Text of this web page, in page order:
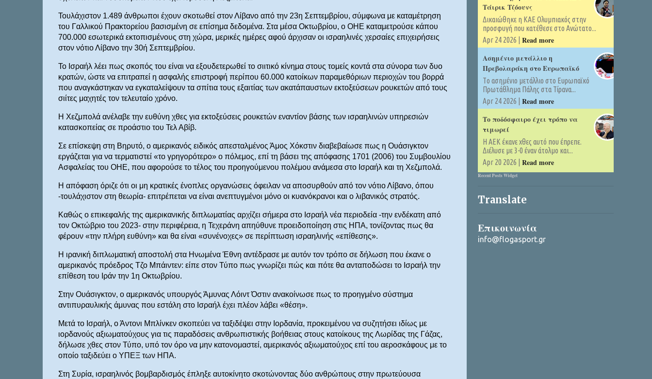
Τουλάχιστον 1.489 άνθρωποι έχουν σκοτωθεί στον Λίβανο από την 23η Σεπτεμβρίου, σύμφωνα με καταμέτρηση
του Γαλλικού Πρακτορείου βασισμένη σε επίσημα δεδομένα. Στα μέσα Οκτωβρίου, ο ΟΗΕ καταμετρούσε κάπου
700.000 εσωτερικά εκτοπισμένους στη χώρα, μερικές ημέρες αφού άρχισαν οι ισραηλινές χερσαίες επιχειρήσεις
στον νότιο Λίβανο την 30ή Σεπτεμβρίου.
Το Ισραήλ λέει πως σκοπός του είναι να εξουδετερωθεί το σιιτικό κίνημα στους τομείς κοντά στα σύνορα των δυο
κρατών, ώστε να επιτραπεί η ασφαλής επιστροφή περίπου 60.000 κατοίκων παραμεθόριων περιοχών του βορρά
που αναγκάστηκαν να εγκαταλείψουν τα σπίτια τους εξαιτίας των ακατάπαυστων εκτοξεύσεων ρουκετών από τους
σιίτες μαχητές τον τελευταίο χρόνο.
Η Χεζμπολά ανέλαβε την ευθύνη χθες για εκτοξεύσεις ρουκετών εναντίον βάσης των ισραηλινών υπηρεσιών
κατασκοπείας σε προάστιο του Τελ Αβίβ.
Σε επίσκεψη στη Βηρυτό, ο αμερικανός ειδικός απεσταλμένος Άμος Χόκστιν διαβεβαίωσε πως η Ουάσιγκτον
εργάζεται για να τερματιστεί «το γρηγορότερο» ο πόλεμος, επί τη βάσει της απόφασης 1701 (2006) του Συμβουλίου
Ασφαλείας του ΟΗΕ, που αφορούσε το τέλος του προηγούμενου πολέμου ανάμεσα στο Ισραήλ και τη Χεζμπολά.
Η απόφαση όριζε ότι οι μη κρατικές ένοπλες οργανώσεις όφειλαν να αποσυρθούν από τον νότιο Λίβανο, όπου
-τουλάχιστον στη θεωρία- επιτρέπεται να είναι ανεπτυγμένοι μόνο οι κυανόκρανοι και ο λιβανικός στρατός.
Καθώς ο επικεφαλής της αμερικανικής διπλωματίας αρχίζει σήμερα στο Ισραήλ νέα περιοδεία -την ενδέκατη από
τον Οκτώβριο του 2023- στην περιφέρεια, η Τεχεράνη απηύθυνε προειδοποίηση στις ΗΠΑ, τονίζοντας πως θα
φέρουν «την πλήρη ευθύνη» και θα είναι «συνένοχες» σε περίπτωση ισραηλινής «επίθεσης».
Η ιρανική διπλωματική αποστολή στα Ηνωμένα Έθνη αντέδρασε με αυτόν τον τρόπο σε δήλωση που έκανε ο
αμερικανός πρόεδρος Τζο Μπάιντεν: είπε στον Τύπο πως γνωρίζει πώς και πότε θα ανταποδώσει το Ισραήλ την
επίθεση του Ιράν την 1η Οκτωβρίου.
Στην Ουάσιγκτον, ο αμερικανός υπουργός Άμυνας Λόιντ Όστιν ανακοίνωσε πως το προηγμένο σύστημα
αντιπυραυλικής άμυνας που εστάλη στο Ισραήλ έχει πλέον λάβει «θέση».
Μετά το Ισραήλ, ο Άντονι Μπλίνκεν σκοπεύει να ταξιδέψει στην Ιορδανία, προκειμένου να συζητήσει ιδίως με
ιορδανούς αξιωματούχους για τις παραδόσεις ανθρωπιστικής βοήθειας στους κατοίκους της Λωρίδας της Γάζας,
δήλωσε χθες στον Τύπο, υπό τον όρο να μην κατονομαστεί, αμερικανός αξιωματούχος επί του αεροσκάφους με το
οποίο ταξιδεύει ο ΥΠΕΞ των ΗΠΑ.
Στη Συρία, ισραηλινός βομβαρδισμός έπληξε αυτοκίνητο σκοτώνοντας δύο ανθρώπους στην πρωτεύουσα
Τάιρικ Τζόουνς
Δικαιώθηκε η ΚΑΕ Ολυμπιακός στην
προσφυγή που κατέθεσε στο Ανώτατο...
Apr 24 2026 | Read more
Ασημένιο μετάλλιο η
Πρεβολαράκη στο Ευρωπαϊκό
Tο ασημένιο μετάλλιο στο Ευρωπαϊκό
Πρωτάθλημα Πάλης στα Τίρανα...
Apr 24 2026 | Read more
Το ποδόσφαιρο έχει τρόπο να
τιμωρεί
Η ΑΕΚ έκανε χθες αυτό που έπρεπε.
Διέλυσε με 3-0 έναν άτολμο και...
Apr 20 2026 | Read more
Recent Posts Widget
Translate
Επικοινωνία
info@flogasport.gr